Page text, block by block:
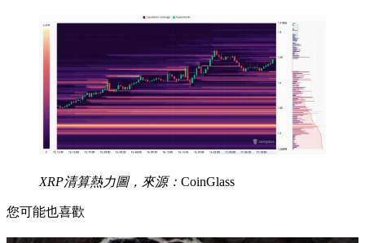
XRP清算熱力圖，來源： CoinGlass
您可能也喜歡